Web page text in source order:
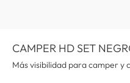
CAMPER HD SET
Más visibilidad para camper y